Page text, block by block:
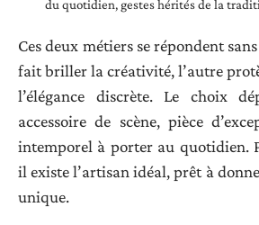
du quotidien, gestes hérités de la
Ces deux métiers se répondent
fait briller la créativité, l’autre
l’élégance discrète. Le choix
accessoire de scène, pièce
intemporel à porter au quotidien.
il existe l’artisan idéal, prêt à
unique.